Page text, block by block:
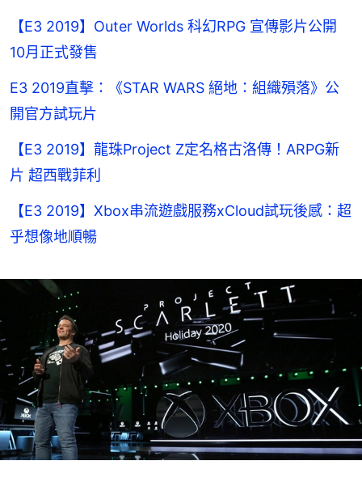
【E3 2019】Outer Worlds 科幻RPG 宣傳影片公開
10月正式發售
E3 2019直擊：《STAR WARS 絕地：組織殞落》公
開官方試玩片
【E3 2019】龍珠Project Z定名格古洛傳！ARPG新
片 超西戰菲利
【E3 2019】Xbox串流遊戲服務xCloud試玩後感：超
乎想像地順暢